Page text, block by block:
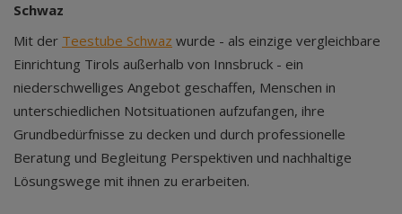
Schwaz
Mit der Teestube Schwaz wurde - als einzige vergleichbare
Einrichtung Tirols außerhalb von Innsbruck - ein
niederschwelliges Angebot geschaffen, Menschen in
unterschiedlichen Notsituationen aufzufangen, ihre
Grundbedürfnisse zu decken und durch professionelle
Beratung und Begleitung Perspektiven und nachhaltige
Lösungswege mit ihnen zu erarbeiten.